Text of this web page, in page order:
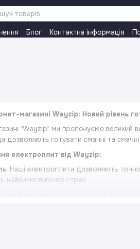
Блог Контактна інформація
магазині Wayzip: Новий рівень
"Wayzip" ми пропонуємо великий
дозволяють готувати смачні та
електроплит від Wayzip:
: Наші електроплити дозволяють
найвимогливіших страв.